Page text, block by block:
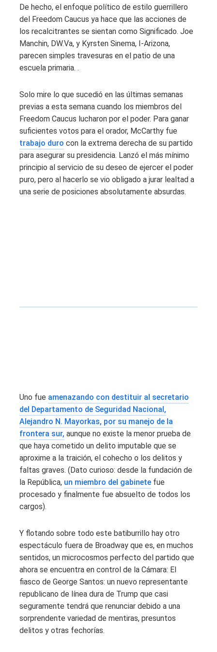
De hecho, el enfoque político de estilo guerrillero
del Freedom Caucus ya hace que las acciones de
los recalcitrantes se sientan como Significado. Joe
Manchin, DW.Va, y Kyrsten Sinema, I-Arizona,
parecen simples travesuras en el patio de una
escuela primaria. .
Solo mire lo que sucedió en las últimas semanas
previas a esta semana cuando los miembros del
Freedom Caucus lucharon por el poder. Para ganar
suficientes votos para el orador, McCarthy fue
trabajo duro con la extrema derecha de su partido
para asegurar su presidencia. Lanzó el más mínimo
principio al servicio de su deseo de ejercer el poder
puro, pero al hacerlo se vio obligado a jurar lealtad a
una serie de posiciones absolutamente absurdas.
Uno fue amenazando con destituir al secretario
del Departamento de Seguridad Nacional,
Alejandro N. Mayorkas, por su manejo de la
frontera sur, aunque no existe la menor prueba de
que haya cometido un delito imputable que se
aproxime a la traición, el cohecho o los delitos y
faltas graves. (Dato curioso: desde la fundación de
la República, un miembro del gabinete fue
procesado y finalmente fue absuelto de todos los
cargos).
Y flotando sobre todo este batiburrillo hay otro
espectáculo fuera de Broadway que es, en muchos
sentidos, un microcosmos perfecto del partido que
ahora se encuentra en control de la Cámara: El
fiasco de George Santos: un nuevo representante
republicano de línea dura de Trump que casi
seguramente tendrá que renunciar debido a una
sorprendente variedad de mentiras, presuntos
delitos y otras fechorías.